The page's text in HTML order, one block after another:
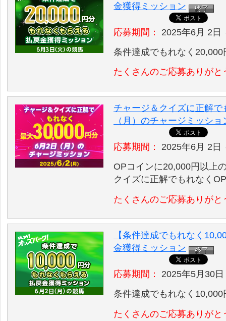
金獲得ミッション
応募期間：
2025年6月 2日
条件達成でもれなく
たくさんのご応募ありがと
チャージ＆クイズに正解
（月）のチャージミッショ
応募期間：
2025年6月 2日
OPコインに20,000円以上
クイズに正解でもれなく
たくさんのご応募ありがと
【条件達成でもれなく
金獲得ミッション
応募期間：
2025年5月30
条件達成でもれなく
たくさんのご応募ありがと